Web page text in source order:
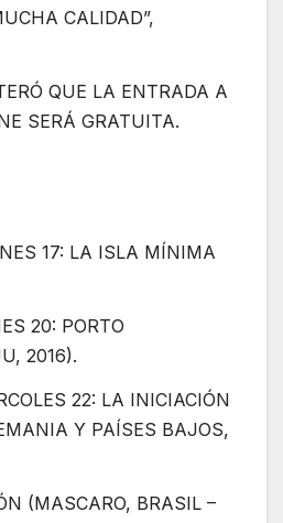
CALIDAD”,
QUE LA ENTRADA A
SERÁ GRATUITA.
17: LA ISLA MÍNIMA
20: PORTO
2016).
22: LA INICIACIÓN
Y PAÍSES BAJOS,
(MASCARO, BRASIL –